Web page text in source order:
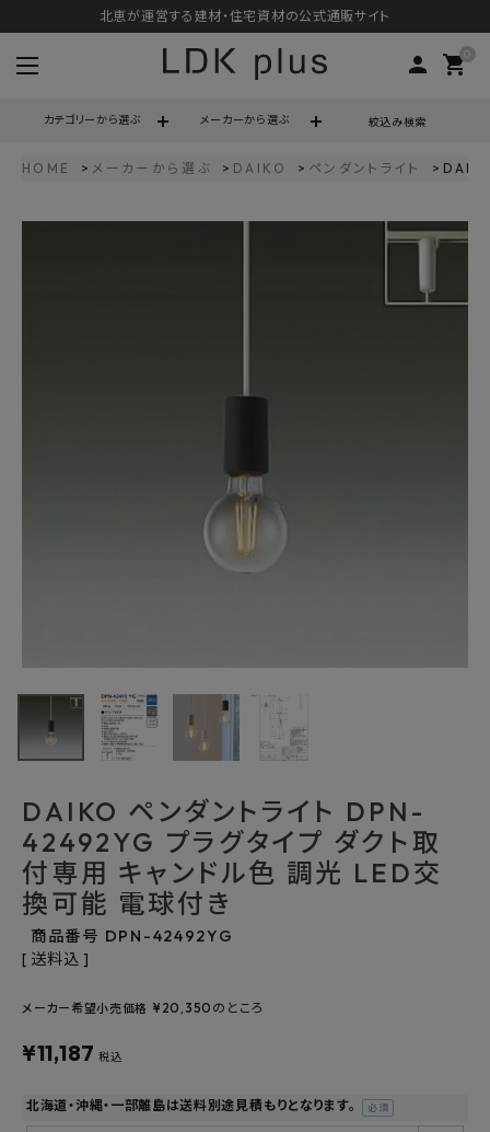
北恵が運営する建材・住宅資材の公式通販サイト
person 0
shopping_cart
カテゴリーから選ぶ メーカーから選ぶ 絞込み検索
42492YG プラグ
タイプ ダクト取付
専用 キャンドル色
(税込)
FAX注文はこちらから
カテゴリーから選ぶ
メーカーから選ぶ
ご利用ガイド
お問い合わせ
メルマガ登録
HOME メーカーから選ぶ DAIKO ペンダントライト
DAIKO ペンダントライト DPN-
42492YG プラグタイプ ダクト取
付専用 キャンドル色 調光 LED交
換可能 電球付き
商品番号 DPN-42492YG
送料込
メーカー希望小売価格 ¥ 20,350 のところ
¥11,187 税込
北海道・沖縄・一部離島は送料別途見積もりとなります。
(必